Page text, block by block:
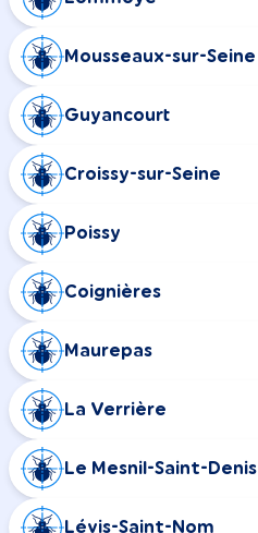
Mousseaux-sur-Seine
Guyancourt
Croissy-sur-Seine
Poissy
Coignières
Maurepas
La Verrière
Le Mesnil-Saint-Denis
Lévis-Saint-Nom